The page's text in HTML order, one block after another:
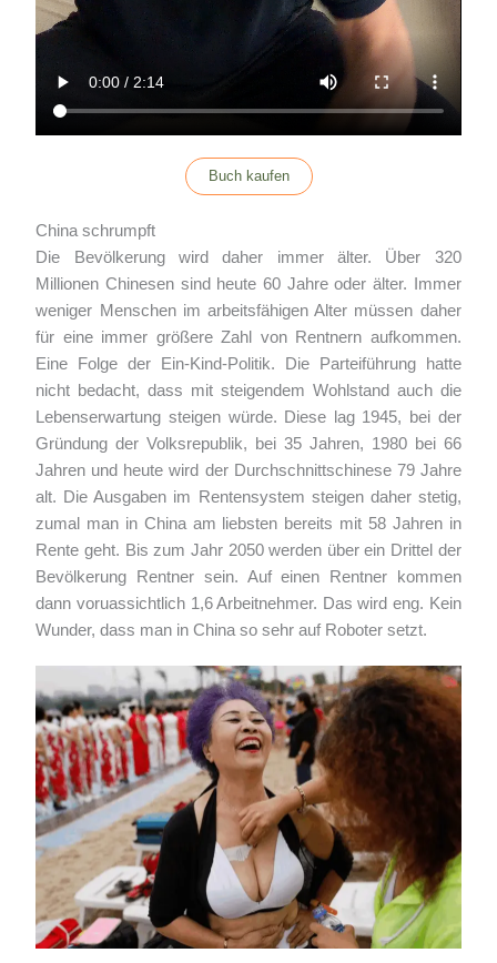
Buch kaufen
China schrumpft
Die Bevölkerung wird daher immer älter. Über 320
Millionen Chinesen sind heute 60 Jahre oder älter. Immer
weniger Menschen im arbeitsfähigen Alter müssen daher
für eine immer größere Zahl von Rentnern aufkommen.
Eine Folge der Ein-Kind-Politik. Die Parteiführung hatte
nicht bedacht, dass mit steigendem Wohlstand auch die
Lebenserwartung steigen würde. Diese lag 1945, bei der
Gründung der Volksrepublik, bei 35 Jahren, 1980 bei 66
Jahren und heute wird der Durchschnittschinese 79 Jahre
alt. Die Ausgaben im Rentensystem steigen daher stetig,
zumal man in China am liebsten bereits mit 58 Jahren in
Rente geht. Bis zum Jahr 2050 werden über ein Drittel der
Bevölkerung Rentner sein. Auf einen Rentner kommen
dann voruassichtlich 1,6 Arbeitnehmer. Das wird eng. Kein
Wunder, dass man in China so sehr auf Roboter setzt.